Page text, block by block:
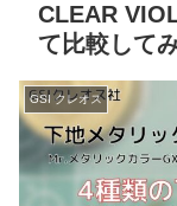
CLEAR
て比較して
GSI クレオス